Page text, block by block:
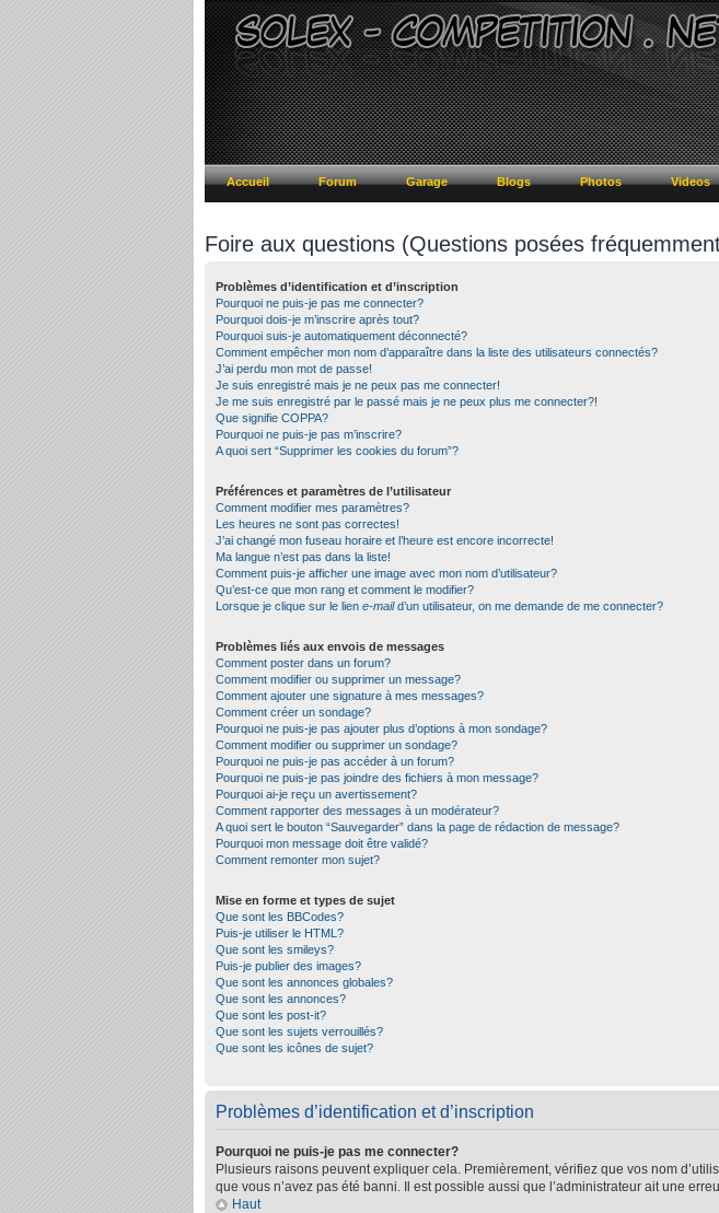
Accueil Forum Garage Blogs Photos Videos
Foire aux questions (Questions posées
Problèmes d’identification et d’inscription
Pourquoi ne puis-je pas me connecter?
Pourquoi dois-je m’inscrire après tout?
Pourquoi suis-je automatiquement déconnecté?
Comment empêcher mon nom d’apparaître dans la liste des utilisateurs connectés?
J’ai perdu mon mot de passe!
Je suis enregistré mais je ne peux pas me connecter!
Je me suis enregistré par le passé mais je ne peux plus me connecter?!
Que signifie COPPA?
Pourquoi ne puis-je pas m’inscrire?
A quoi sert “Supprimer les cookies du forum”?
Préférences et paramètres de l’utilisateur
Comment modifier mes paramètres?
Les heures ne sont pas correctes!
J’ai changé mon fuseau horaire et l’heure est encore incorrecte!
Ma langue n’est pas dans la liste!
Comment puis-je afficher une image avec mon nom d’utilisateur?
Qu’est-ce que mon rang et comment le modifier?
Lorsque je clique sur le lien e-maild’un utilisateur, on me demande de me connecter?
Problèmes liés aux envois de messages
Comment poster dans un forum?
Comment modifier ou supprimer un message?
Comment ajouter une signature à mes messages?
Comment créer un sondage?
Pourquoi ne puis-je pas ajouter plus d’options à mon sondage?
Comment modifier ou supprimer un sondage?
Pourquoi ne puis-je pas accéder à un forum?
Pourquoi ne puis-je pas joindre des fichiers à mon message?
Pourquoi ai-je reçu un avertissement?
Comment rapporter des messages à un modérateur?
A quoi sert le bouton “Sauvegarder” dans la page de rédaction de message?
Pourquoi mon message doit être validé?
Comment remonter mon sujet?
Mise en forme et types de sujet
Que sont les BBCodes?
Puis-je utiliser le HTML?
Que sont les smileys?
Puis-je publier des images?
Que sont les annonces globales?
Que sont les annonces?
Que sont les post-it?
Que sont les sujets verrouillés?
Que sont les icônes de sujet?
Problèmes d’identification et d’inscription
Pourquoi ne puis-je pas me connecter?
Plusieurs raisons peuvent expliquer cela. Premièrement, vérifiez que vos nom
que vous n’avez pas été banni. Il est possible aussi que l’administrateur ait une
Haut